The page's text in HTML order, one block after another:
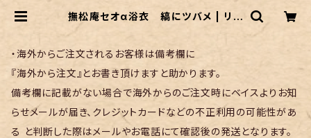
撫松庵セオα浴衣 縞にツバメ | リサ
・海外からご注文されるお客様は備考欄に
『海外から注文』とお書き頂けますと助かります。
備考欄に記載がない場合で海外からのご注文時にベイスよりお知
らせメールが届き、クレジットカードなどの不正利用の可能性があ
る と判断した際はメールやお電話にて確認後の発送となります。